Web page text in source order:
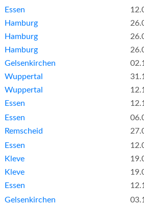
Essen
Hamburg
Hamburg
Hamburg
Gelsenkirchen
Wuppertal
Wuppertal
Essen
Essen
Remscheid
Essen
Kleve
Kleve
Essen
Gelsenkirchen